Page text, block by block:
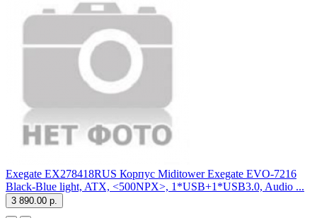
Exegate EX278418RUS Корпус Miditower Exegate EVO-7216
Black-Blue light, ATX, <500NPX>, 1*USB+1*USB3.0, Audio ...
3 890.00 р.